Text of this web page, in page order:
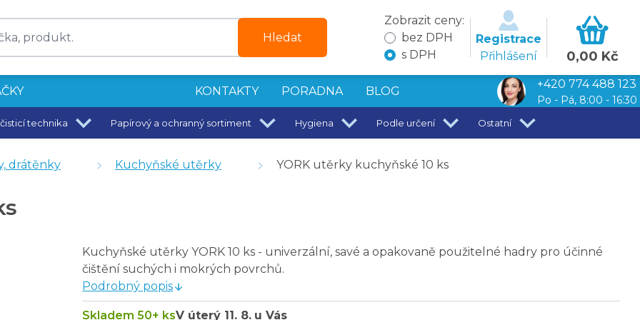
Hledat
Zobrazit ceny:
bez DPH
s DPH
Registrace
Přihlášení
0,00 Kč
KONTAKTY PORADNA BLOG
+420 774 488 123
Po - Pá, 8:00 - 16:30
technika Papírový a ochranný sortiment Hygiena Podle určení Ostatní
drátěnky Kuchyňské utěrky YORK utěrky kuchyňské 10 ks
Kuchyňské utěrky YORK 10 ks - univerzální, savé a opakovaně použitelné hadry pro účinné
čištění suchých i mokrých povrchů.
Podrobný popis
Skladem 50+ ksV úterý 11. 8. u Vás